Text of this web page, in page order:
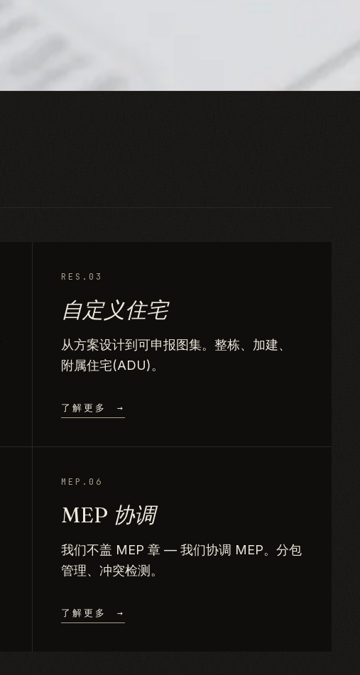
RES.03
自定义住宅
从方案设计到可申报图集。整栋、加建、
附属住宅(ADU)。
了解更多 →
MEP.06
MEP 协调
我们不盖 MEP 章 — 我们协调 MEP。分包
管理、冲突检测。
了解更多 →